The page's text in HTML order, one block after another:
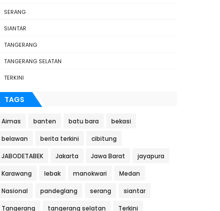
SERANG
SIANTAR
TANGERANG
TANGERANG SELATAN
TERKINI
TAGS
Aimas banten batu bara bekasi
belawan berita terkini cibitung
JABODETABEK Jakarta Jawa Barat jayapura
Karawang lebak manokwari Medan
Nasional pandeglang serang siantar
Tangerang tangerang selatan Terkini